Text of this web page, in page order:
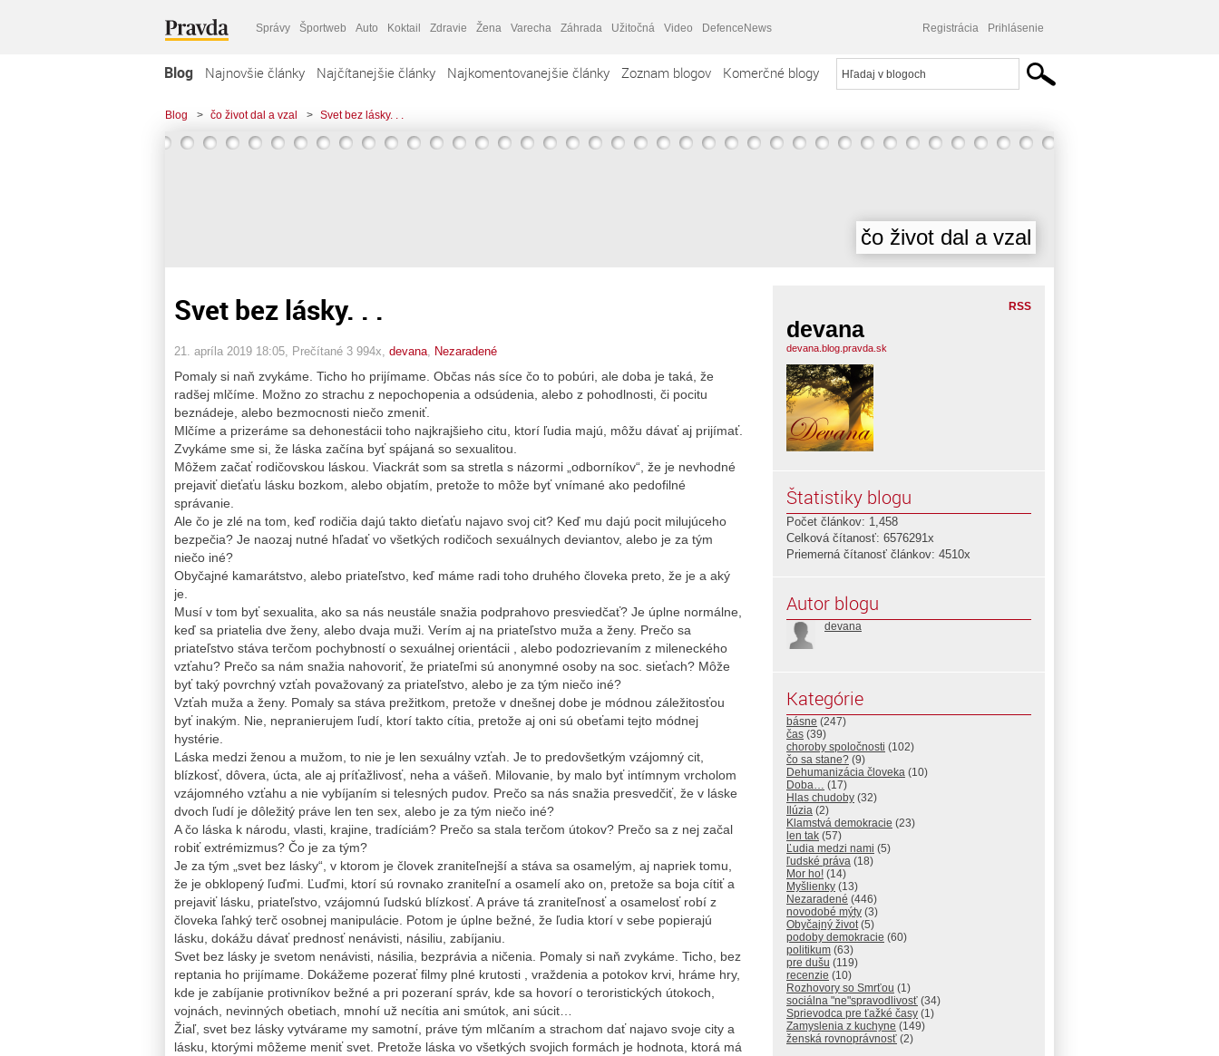
Správy Športweb Auto Koktail Zdravie Žena Varecha Záhrada Užitočná Video DefenceNews Registrácia Prihlásenie
Blog Najnovšie články Najčítanejšie články Najkomentovanejšie články Zoznam blogov Komerčné blogy
Blog > čo život dal a vzal > Svet bez lásky. . .
čo život dal a vzal
Svet bez lásky. . .
21. apríla 2019 18:05 , Prečítané 3 994x, devana Nezaradené
Pomaly si naň zvykáme. Ticho ho prijímame. Občas nás síce čo to pobúri, ale doba je taká, že
radšej mlčíme. Možno zo strachu z nepochopenia a odsúdenia, alebo z pohodlnosti, či pocitu
beznádeje, alebo bezmocnosti niečo zmeniť.
Mlčíme a prizeráme sa dehonestácii toho najkrajšieho citu, ktorí ľudia majú, môžu dávať aj prijímať.
Zvykáme sme si, že láska začína byť spájaná so sexualitou.
Môžem začať rodičovskou láskou. Viackrát som sa stretla s názormi „odborníkov“, že je nevhodné
prejaviť dieťaťu lásku bozkom, alebo objatím, pretože to môže byť vnímané ako pedofilné
správanie.
Ale čo je zlé na tom, keď rodičia dajú takto dieťaťu najavo svoj cit? Keď mu dajú pocit milujúceho
bezpečia? Je naozaj nutné hľadať vo všetkých rodičoch sexuálnych deviantov, alebo je za tým
niečo iné?
Obyčajné kamarátstvo, alebo priateľstvo, keď máme radi toho druhého človeka preto, že je a aký
je.
Musí v tom byť sexualita, ako sa nás neustále snažia podprahovo presviedčať? Je úplne normálne,
keď sa priatelia dve ženy, alebo dvaja muži. Verím aj na priateľstvo muža a ženy. Prečo sa
priateľstvo stáva terčom pochybností o sexuálnej orientácii , alebo podozrievaním z mileneckého
vzťahu? Prečo sa nám snažia nahovoriť, že priateľmi sú anonymné osoby na soc. sieťach? Môže
byť taký povrchný vzťah považovaný za priateľstvo, alebo je za tým niečo iné?
Vzťah muža a ženy. Pomaly sa stáva prežitkom, pretože v dnešnej dobe je módnou záležitosťou
byť inakým. Nie, nepranierujem ľudí, ktorí takto cítia, pretože aj oni sú obeťami tejto módnej
hystérie.
Láska medzi ženou a mužom, to nie je len sexuálny vzťah. Je to predovšetkým vzájomný cit,
blízkosť, dôvera, úcta, ale aj príťažlivosť, neha a vášeň. Milovanie, by malo byť intímnym vrcholom
vzájomného vzťahu a nie vybíjaním si telesných pudov. Prečo sa nás snažia presvedčiť, že v láske
dvoch ľudí je dôležitý práve len ten sex, alebo je za tým niečo iné?
A čo láska k národu, vlasti, krajine, tradíciám? Prečo sa stala terčom útokov? Prečo sa z nej začal
robiť extrémizmus? Čo je za tým?
Je za tým „svet bez lásky“, v ktorom je človek zraniteľnejší a stáva sa osamelým, aj napriek tomu,
že je obklopený ľuďmi. Ľuďmi, ktorí sú rovnako zraniteľní a osamelí ako on, pretože sa boja cítiť a
prejaviť lásku, priateľstvo, vzájomnú ľudskú blízkosť. A práve tá zraniteľnosť a osamelosť robí z
človeka ľahký terč osobnej manipulácie. Potom je úplne bežné, že ľudia ktorí v sebe popierajú
lásku, dokážu dávať prednosť nenávisti, násiliu, zabíjaniu.
Svet bez lásky je svetom nenávisti, násilia, bezprávia a ničenia. Pomaly si naň zvykáme. Ticho, bez
reptania ho prijímame. Dokážeme pozerať filmy plné krutosti , vraždenia a potokov krvi, hráme hry,
kde je zabíjanie protivníkov bežné a pri pozeraní správ, kde sa hovorí o teroristických útokoch,
vojnách, nevinných obetiach, mnohí už necítia ani smútok, ani súcit…
Žiaľ, svet bez lásky vytvárame my samotní, práve tým mlčaním a strachom dať najavo svoje city a
lásku, ktorými môžeme meniť svet. Pretože láska vo všetkých svojich formách je hodnota, ktorá má
RSS
devana
devana.blog.pravda.sk
Štatistiky blogu
Počet článkov: 1,458
Celková čítanosť: 6576291x
Priemerná čítanosť článkov: 4510x
Autor blogu
devana
Kategórie
básne (247)
čas (39)
choroby spoločnosti (102)
čo sa stane? (9)
Dehumanizácia človeka (10)
Doba… (17)
Hlas chudoby (32)
Ilúzia (2)
Klamstvá demokracie (23)
len tak (57)
Ľudia medzi nami (5)
ľudské práva (18)
Mor ho! (14)
Myšlienky (13)
Nezaradené (446)
novodobé mýty (3)
Obyčajný život(5)
podoby demokracie (60)
politikum (63)
pre dušu (119)
recenzie (10)
Rozhovory so Smrťou (1)
sociálna "ne"spravodlivosť (34)
Sprievodca pre ťažké časy (1)
Zamyslenia z kuchyne (149)
ženská rovnoprávnosť (2)